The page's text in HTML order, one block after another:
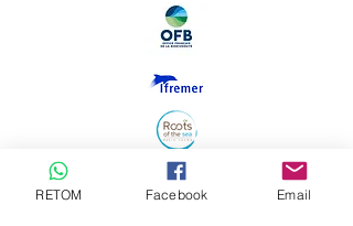
RETOM Facebook Email